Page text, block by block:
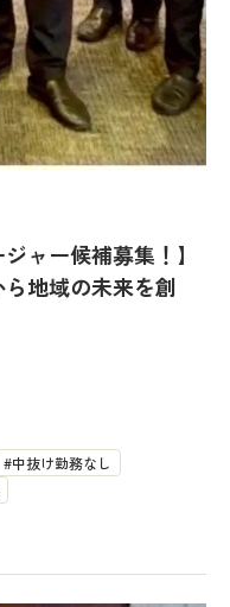
ャー候補募集！】
地域の未来を創
中抜け勤務なし